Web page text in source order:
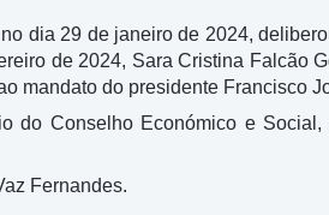
dia 29 de janeiro de 2024,
de 2024, Sara Cristina Falcão
mandato do presidente Francisco
do Conselho Económico e
Fernandes.